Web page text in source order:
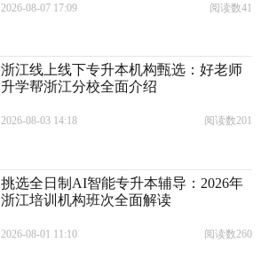
2026-08-07 17:09 阅读数41
浙江线上线下专升本机构甄选：好老师
升学帮浙江分校全面介绍
2026-08-03 14:18 阅读数201
挑选全日制AI智能专升本辅导：2026年
浙江培训机构班次全面解读
2026-08-01 11:10 阅读数260